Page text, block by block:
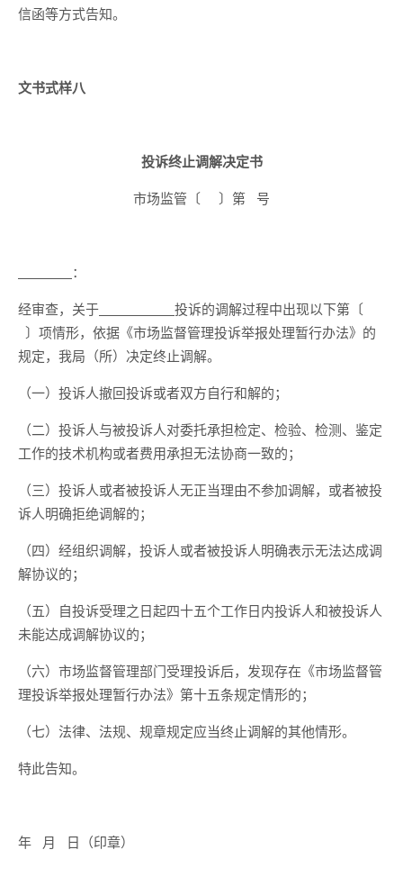
信函等方式告知。
文书式样八
投诉终止调解决定书
市场监管〔 〕第 号
：
经审查，关于
投诉的调解过程中出现以下第〔
〕项情形，依据《市场监督管理投诉举报处理暂行办法》的
规定，我局（所）决定终止调解。
（一）投诉人撤回投诉或者双方自行和解的；
（二）投诉人与被投诉人对委托承担检定、检验、检测、鉴定
工作的技术机构或者费用承担无法协商一致的；
（三）投诉人或者被投诉人无正当理由不参加调解，或者被投
诉人明确拒绝调解的；
（四）经组织调解，投诉人或者被投诉人明确表示无法达成调
解协议的；
（五）自投诉受理之日起四十五个工作日内投诉人和被投诉人
未能达成调解协议的；
（六）市场监督管理部门受理投诉后，发现存在《市场监督管
理投诉举报处理暂行办法》第十五条规定情形的；
（七）法律、法规、规章规定应当终止调解的其他情形。
特此告知。
年 月 日（印章）